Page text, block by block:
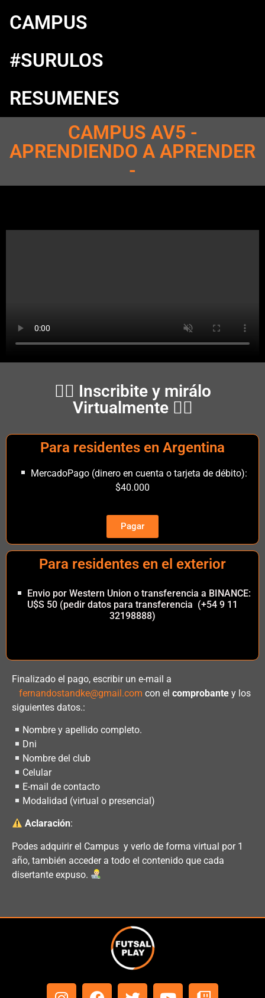
CAMPUS
#SURULOS
RESUMENES
CAMPUS AV5 -
APRENDIENDO A APRENDER
-
👇🏻 Inscribite y mirálo
Virtualmente 👇🏻
Para residentes en Argentina
MercadoPago (dinero en cuenta o tarjeta de débito):
$40.000
Pagar
Para residentes en el exterior
Envio por Western Union o transferencia a BINANCE:
U$S 50 (pedir datos para transferencia (+54 9 11
32198888)
Finalizado el pago, escribir un e-mail a
fernandostandke@gmail.com con el comprobante y los
siguientes datos.:
Nombre y apellido completo.
Dni
Nombre del club
Celular
E-mail de contacto
Modalidad (virtual o presencial)
Aclaración:
Podes adquirir el Campus y verlo de forma virtual por 1
año, también acceder a todo el contenido que cada
disertante expuso.